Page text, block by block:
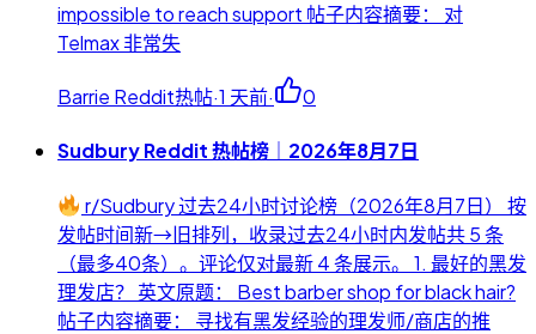
impossible to reach support 帖子内容摘要： 对
Telmax 非常失
Barrie Reddit热帖·1 天前· 0
Sudbury Reddit 热帖榜｜2026年8月7日
r/Sudbury 过去24小时讨论榜（2026年8月7日） 按
发帖时间新→旧排列，收录过去24小时内发帖共 5 条
（最多40条）。评论仅对最新 4 条展示。 1. 最好的黑发
理发店？ 英文原题： Best barber shop for black hair?
帖子内容摘要： 寻找有黑发经验的理发师/商店的推